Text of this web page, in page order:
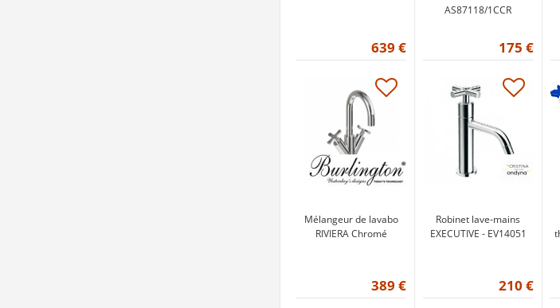
639 €
AS87118/1CCR
175 €
Mélangeur de lavabo
RIVIERA Chromé
389 €
Robinet lave-mains
EXECUTIVE - EV14051
210 €